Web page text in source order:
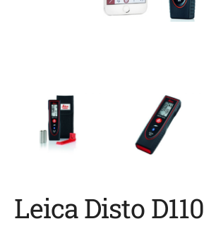
Leica Disto D110